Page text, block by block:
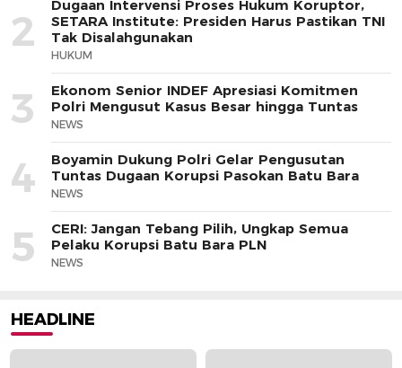
2
Dugaan Intervensi Proses Hukum Koruptor,
SETARA Institute: Presiden Harus Pastikan TNI
Tak Disalahgunakan
HUKUM
3
Ekonom Senior INDEF Apresiasi Komitmen
Polri Mengusut Kasus Besar hingga Tuntas
NEWS
4
Boyamin Dukung Polri Gelar Pengusutan
Tuntas Dugaan Korupsi Pasokan Batu Bara
NEWS
5
CERI: Jangan Tebang Pilih, Ungkap Semua
Pelaku Korupsi Batu Bara PLN
NEWS
HEADLINE